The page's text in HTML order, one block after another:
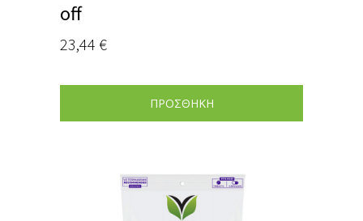
off
23,44 €
ΠΡΟΣΘΗΚΗ